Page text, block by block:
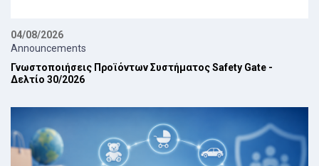
04/08/2026
Announcements
Γνωστοποιήσεις Προϊόντων Συστήματος Safety Gate -
Δελτίο 30/2026